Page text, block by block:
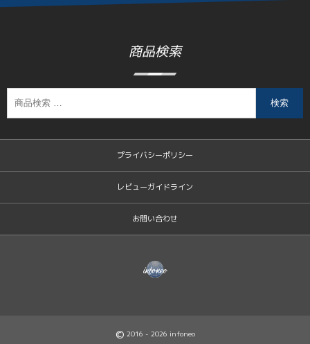
商品検索
検索
プライバシーポリシー
レビューガイドライン
お問い合わせ
© 2016 - 2026 infoneo